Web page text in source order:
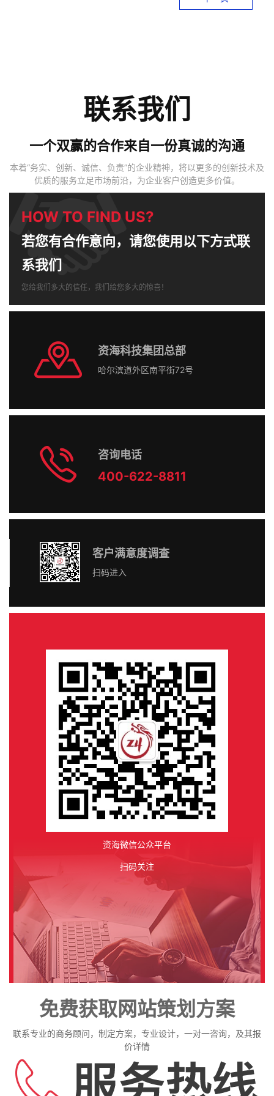
联系我们
一个双赢的合作来自一份真诚的沟通
本着“务实、创新、诚信、负责”的企业精神，将以更多的创新技术及
优质的服务立足市场前沿，为企业客户创造更多价值。
HOW TO FIND US?
若您有合作意向，请您使用以下方式联
系我们
您给我们多大的信任，我们给您多大的惊喜！
资海科技集团总部
哈尔滨道外区南平街72号
咨询电话
400-622-8811
客户满意度调查
扫码进入
资海微信公众平台
扫码关注
免费获取网站策划方案
联系专业的商务顾问，制定方案，专业设计，一对一咨询，及其报
价详情